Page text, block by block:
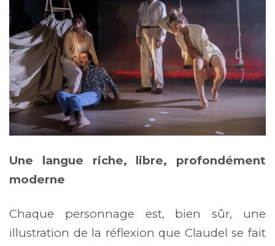
Une langue riche, libre, profondément
moderne
Chaque personnage est, bien sûr, une
illustration de la réflexion que Claudel se fait